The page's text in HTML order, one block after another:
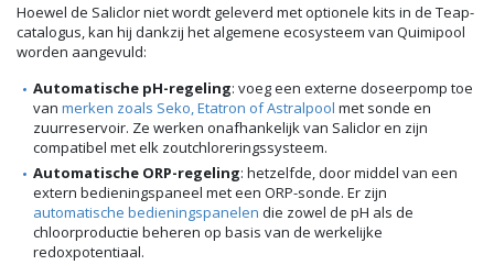
Hoewel de Saliclor niet wordt geleverd met optionele kits in de Teap-
catalogus, kan hij dankzij het algemene ecosysteem van Quimipool
worden aangevuld:
Automatische pH-regeling: voeg een externe doseerpomp toe
van merken zoals Seko, Etatron of Astralpool met sonde en
zuurreservoir. Ze werken onafhankelijk van Saliclor en zijn
compatibel met elk zoutchloreringssysteem.
Automatische ORP-regeling: hetzelfde, door middel van een
extern bedieningspaneel met een ORP-sonde. Er zijn
automatische bedieningspanelen die zowel de pH als de
chloorproductie beheren op basis van de werkelijke
redoxpotentiaal.